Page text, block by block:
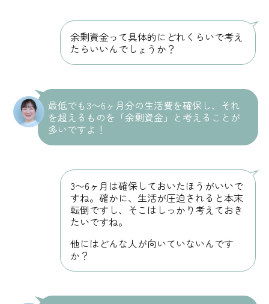
余剰資金って具体的にどれくらいで考え
たらいいんでしょうか？
最低でも3〜6ヶ月分の生活費を確保し、それ
を超えるものを「余剰資金」と考えることが
多いですよ！
3〜6ヶ月は確保しておいたほうがいいで
すね。確かに、生活が圧迫されると本末
転倒ですし、そこはしっかり考えておき
たいですね。
他にはどんな人が向いていないんです
か？